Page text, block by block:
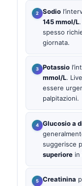
Sodio
145 mmol/L
spesso
giornata.
Potassio
mmol/L.
essere
palpitazioni.
Glucosio a
suggerisce
superiore in
Creatinina